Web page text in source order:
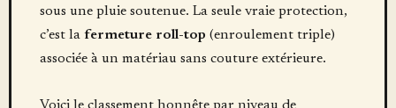
sous une pluie soutenue. La seule vraie protection,
c’est la fermeture roll-top (enroulement triple)
associée à un matériau sans couture extérieure.